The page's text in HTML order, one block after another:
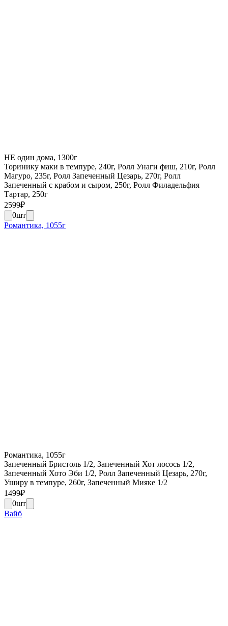
НЕ один дома, 1300г
Торинику маки в темпуре, 240г, Ролл Унаги фиш, 210г, Ролл
Магуро, 235г, Ролл Запеченный Цезарь, 270г, Ролл
Запеченный с крабом и сыром, 250г, Ролл Филадельфия
Тартар, 250г
2599₽
0шт
Романтика, 1055г
Романтика, 1055г
Запеченный Бристоль 1/2, Запеченный Хот лосось 1/2,
Запеченный Хото Эби 1/2, Ролл Запеченный Цезарь, 270г,
Уширу в темпуре, 260г, Запеченный Мияке 1/2
1499₽
0шт
Вайб